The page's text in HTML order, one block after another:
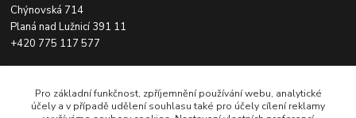
Chýnovská 714
Planá nad Lužnicí 391 11
+420 775 117 577
Pro základní funkčnost, zpříjemnění používání webu, analytické
účely a v případě udělení souhlasu také pro účely cílení reklamy